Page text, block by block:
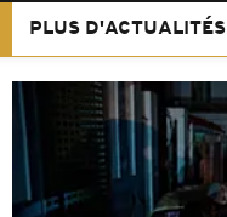
PLUS D'ACTUALITÉS